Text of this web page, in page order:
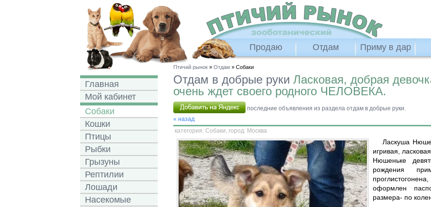
Продаю Отдам Приму в дар
Главная
Мой кабинет
Собаки
Кошки
Птицы
Рыбки
Грызуны
Рептилии
Лошади
Насекомые
Птичий рынок » Отдам » Собаки
Отдам в добрые руки Ласковая, добрая
очень ждет своего родного ЧЕЛОВЕКА.
последние объявления из раздела отдам в добрые руки.
« назад
категория: Собаки, город: Москва
Ласкуша
игривая,
Нюшеньке
рождения
оформлен
размера- по